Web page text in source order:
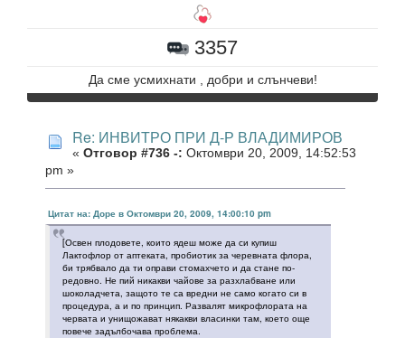
3357
Да сме усмихнати , добри и слънчеви!
Re: ИНВИТРО ПРИ Д-Р ВЛАДИМИРОВ
« Отговор #736 -: Октомври 20, 2009, 14:52:53
pm »
Цитат на: Доре в Октомври 20, 2009, 14:00:10 pm
[Освен плодовете, които ядеш може да си купиш
Лактофлор от аптеката, пробиотик за черевната флора,
би трябвало да ти оправи стомахчето и да стане по-
редовно. Не пий никакви чайове за разхлабване или
шоколадчета, защото те са вредни не само когато си в
процедура, а и по принцип. Развалят микрофлората на
червата и унищожават някакви власинки там, което още
повече задълбочава проблема.